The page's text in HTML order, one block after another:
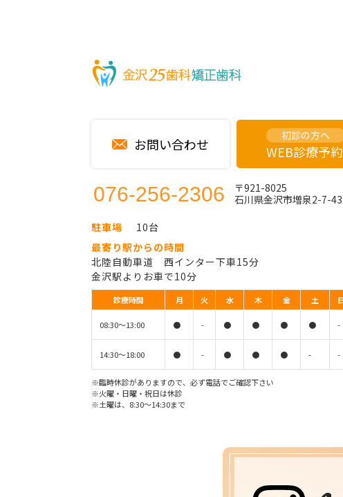
お問い合わせ 初診の方へ
WEB診療予約
076-256-2306
〒921-8025
石川県金沢市増泉2-7-43
駐車場
10台
最寄り駅からの時間
北陸自動車道 西インター下車15分
金沢駅よりお車で10分
診療時間 月 火 水 木 金 土
08:30〜13:00 ● - ● ● ● ● -
14:30〜18:00 ● - ● ● ● - -
※臨時休診がありますので、必ず電話でご確認下さい
※火曜・日曜・祝日は休診
※土曜は、8:30〜14:30まで